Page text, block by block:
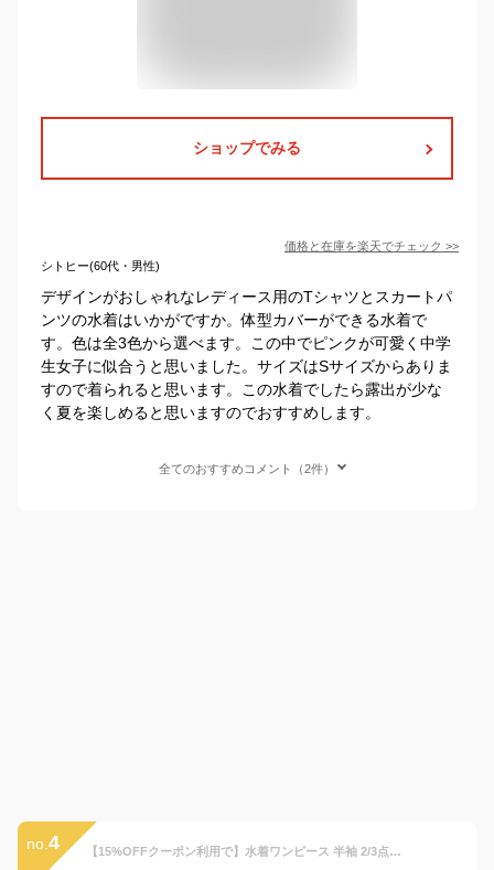
ショップでみる
価格と在庫を楽天でチェック >>
シトヒー(60代・男性)
デザインがおしゃれなレディース用のTシャツとスカートパ
ンツの水着はいかがですか。体型カバーができる水着で
す。色は全3色から選べます。この中でピンクが可愛く中学
生女子に似合うと思いました。サイズはSサイズからありま
すので着られると思います。この水着でしたら露出が少な
く夏を楽しめると思いますのでおすすめします。
全てのおすすめコメント（2件）
no. 4 【15%OFFクーポン利用で】水着ワンピース 半袖 2/3点セット 水着 ワンピース レディース UV カット 体型カバー ママ水着 大きいサイズ セパレートフィットネス スクール ノンワイヤー ワンピ ショーツ パッド付き 着痩せ ストレッチ 水陸両用 スポーツ風 学生 速乾 練習用